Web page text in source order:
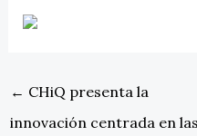
← CHiQ presenta la
innovación centrada en las